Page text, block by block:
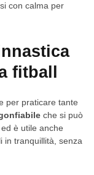
con calma per
fitball
per praticare tante
che si può
è utile anche
in tranquillità, senza